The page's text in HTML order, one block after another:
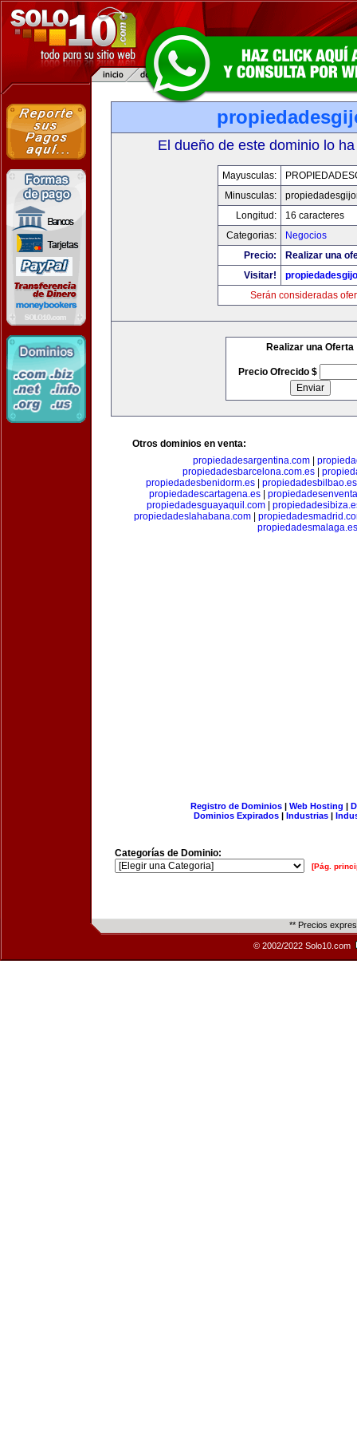
El dueño de este dominio lo
Mayusculas:
Minusculas:
Longitud:
16 caracteres
Categorias:
Negocios
Precio:
Realizar una
Visitar!
Serán consideradas
Realizar una Oferta
Precio Ofrecido $
Otros dominios en venta:
propiedadesargentina.com|
propiedadesbarcelona.com.es|
propiedadesbenidorm.es
propiedadesbilbao.es
propiedadescartagena.es|
propiedadesguayaquil.com
propiedadeslahabana.com|
propiedadesmalaga.es
Registro de Dominios| Web Hosting |
Dominios Expirados | Industrias |
Categorías de Dominio:
[Pág.
** Precios
© 2002/2022 Solo10.com